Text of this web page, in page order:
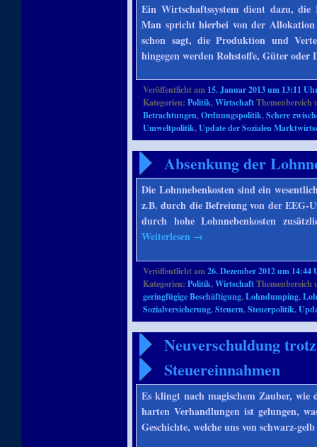
Ein Wirtschaftssystem dient dazu, die
Man spricht hierbei von der
schon sagt, die Produktion und
hingegen werden Rohstoffe, Güter oder
Veröffentlicht am 15. Januar 2013 um 13:11
Kategorien:Politik,Wirtschaft
Betrachtungen,Ordnungspolitik,Schere
Umweltpolitik,Update der Sozialen
Absenkung der
Die Lohnnebenkosten sind ein
z.B. durch die Befreiung von der
durch hohe Lohnnebenkosten
Weiterlesen →
Veröffentlicht am26. Dezember 2012 um 14:44
Kategorien:Politik,Wirtschaft
geringfügige Beschäftigung,Lohndumping,
Sozialversicherung,Steuern,Steuerpolitik,
Neuverschuldung
Steuereinnahmen
Es klingt nach magischem Zauber,
harten Verhandlungen ist gelungen,
Geschichte, welche uns von schwarz-